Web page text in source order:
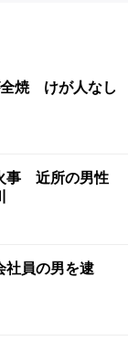
全焼 けが人なし
事 近所の男性
社員の男を逮